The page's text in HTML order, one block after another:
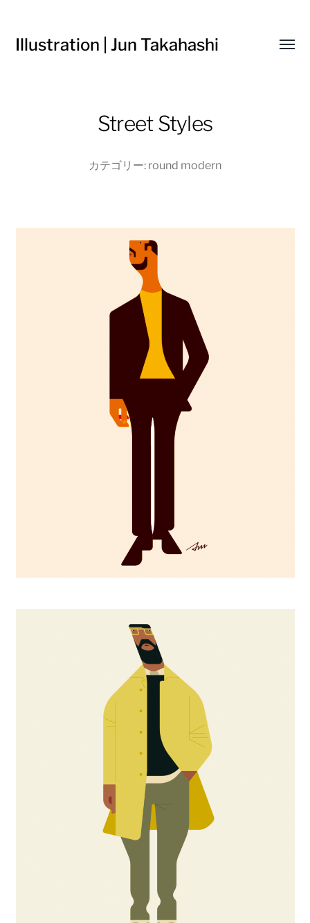
Illustration | Jun Takahashi
Street Styles
カテゴリー: round modern